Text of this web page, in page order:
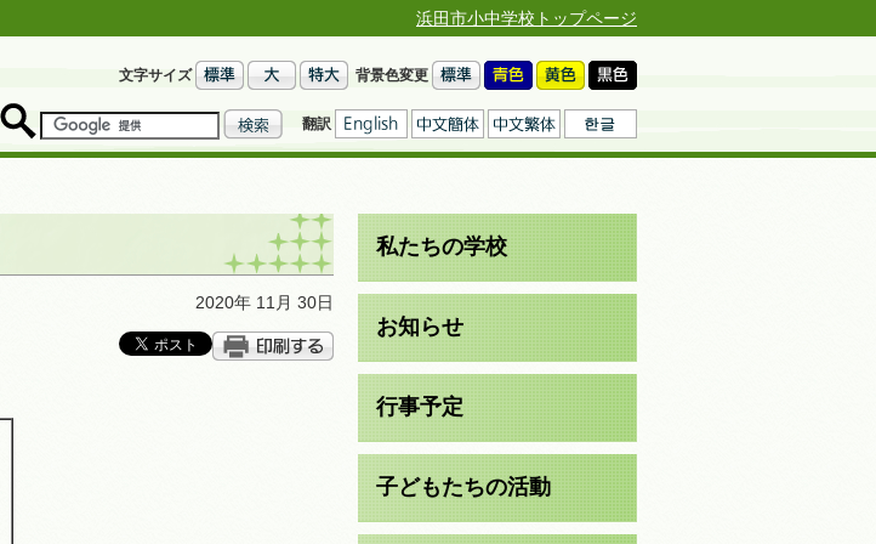
浜田市小中学校トップページ
文字サイズ 背景色変更
翻訳
2020年 11月 30日
私たちの学校
お知らせ
行事予定
子どもたちの活動